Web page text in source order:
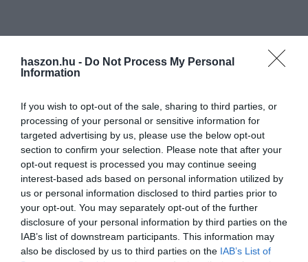
haszon.hu - Do Not Process My Personal
Information
If you wish to opt-out of the sale, sharing to third parties, or
processing of your personal or sensitive information for
targeted advertising by us, please use the below opt-out
section to confirm your selection. Please note that after your
opt-out request is processed you may continue seeing
interest-based ads based on personal information utilized by
us or personal information disclosed to third parties prior to
your opt-out. You may separately opt-out of the further
disclosure of your personal information by third parties on the
IAB’s list of downstream participants. This information may
also be disclosed by us to third parties on the IAB’s List of